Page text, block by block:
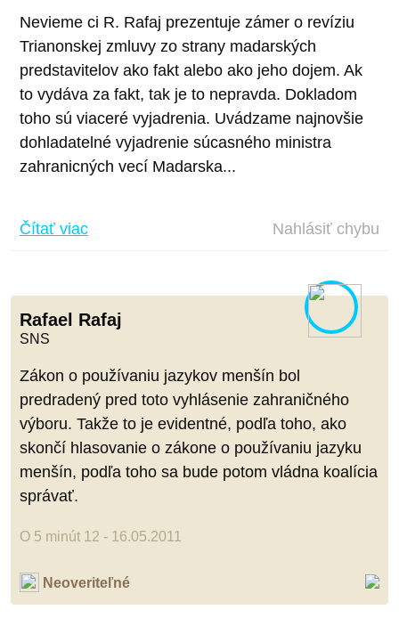
Nevieme ci R. Rafaj prezentuje zámer o revíziu
Trianonskej zmluvy zo strany madarských
predstavitelov ako fakt alebo ako jeho dojem. Ak
to vydáva za fakt, tak je to nepravda. Dokladom
toho sú viaceré vyjadrenia. Uvádzame najnovšie
dohladatelné vyjadrenie súcasného ministra
zahranicných vecí Madarska...
Čítať viac Nahlásiť chybu
Rafael Rafaj
SNS
Zákon o používaniu jazykov menšín bol
predradený pred toto vyhlásenie zahraničného
výboru. Takže to je evidentné, podľa toho, ako
skončí hlasovanie o zákone o používaniu jazyku
menšín, podľa toho sa bude potom vládna koalícia
správať.
O 5 minút 12 - 16.05.2011
Neoveriteľné